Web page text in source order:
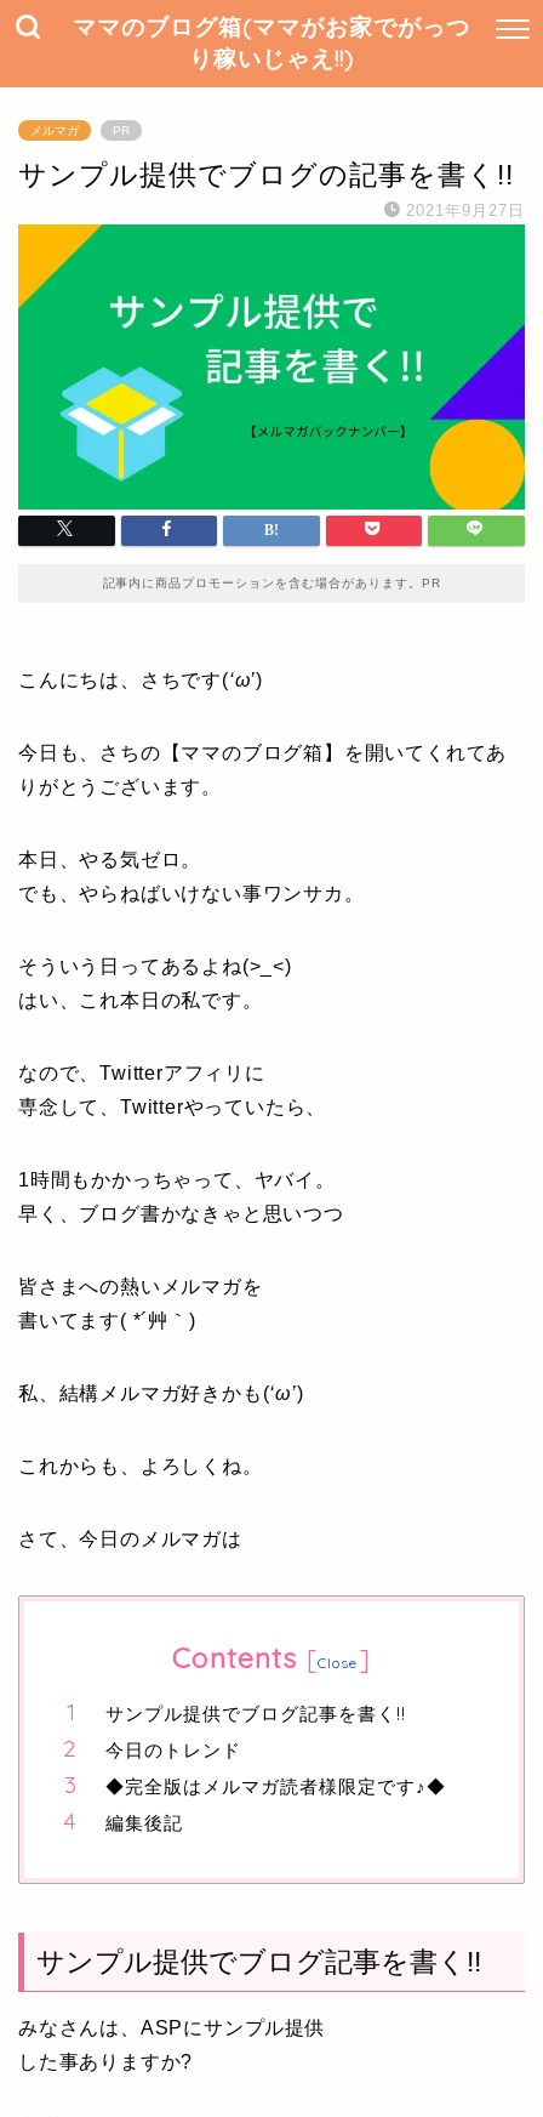
ママのブログ箱(ママがお家でがっつ
り稼いじゃえ!!)
メルマガ PR
サンプル提供でブログの記事を書く!!
2021年9月27日
記事内に商品プロモーションを含む場合があります。PR
こんにちは、さちです(‘ω’)
今日も、さちの【ママのブログ箱】を開いてくれてあ
りがとうございます。
本日、やる気ゼロ。
でも、やらねばいけない事ワンサカ。
そういう日ってあるよね(>_<)
はい、これ本日の私です。
なので、Twitterアフィリに
専念して、Twitterやっていたら、
1時間もかかっちゃって、ヤバイ。
早く、ブログ書かなきゃと思いつつ
皆さまへの熱いメルマガを
書いてます( *´艸｀)
私、結構メルマガ好きかも(‘ω’)
これからも、よろしくね。
さて、今日のメルマガは
Contents [Close ]
サンプル提供でブログ記事を書く!!
今日のトレンド
◆完全版はメルマガ読者様限定です♪◆
編集後記
サンプル提供でブログ記事を書く!!
みなさんは、ASPにサンプル提供
した事ありますか?